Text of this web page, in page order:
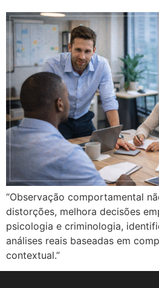
“Observação comportamental
distorções, melhora decisões
psicologia e criminologia,
análises reais baseadas em
contextual.”